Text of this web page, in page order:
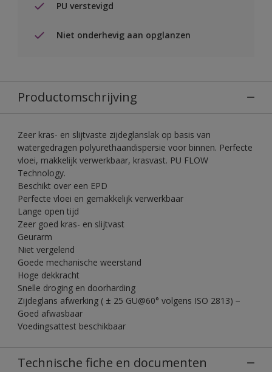
PU verstevigd
Niet onderhevig aan opglanzen
Productomschrijving
Zeer kras- en slijtvaste zijdeglanslak op basis van
watergedragen polyurethaandispersie voor binnen. Perfecte
vloei, makkelijk verwerkbaar, krasvast. PU FLOW
Technology.
Beschikt over een EPD
Perfecte vloei en gemakkelijk verwerkbaar
Lange open tijd
Zeer goed kras- en slijtvast
Geurarm
Niet vergelend
Goede mechanische weerstand
Hoge dekkracht
Snelle droging en doorharding
Zijdeglans afwerking ( ± 25 GU@60° volgens ISO 2813) −
Goed afwasbaar
Voedingsattest beschikbaar
Technische fiche en documenten